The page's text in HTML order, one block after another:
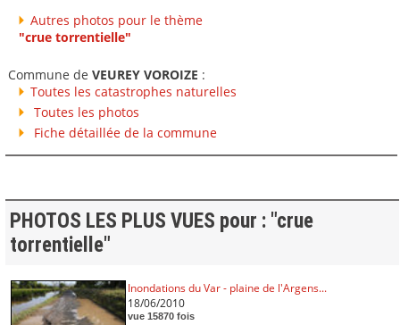
Autres photos pour le thème
"crue torrentielle"
Commune de VEUREY VOROIZE :
Toutes les catastrophes naturelles
Toutes les photos
Fiche détaillée de la commune
PHOTOS LES PLUS VUES pour : "crue
torrentielle"
Inondations du Var - plaine de l'Argens...
18/06/2010
vue 15870 fois